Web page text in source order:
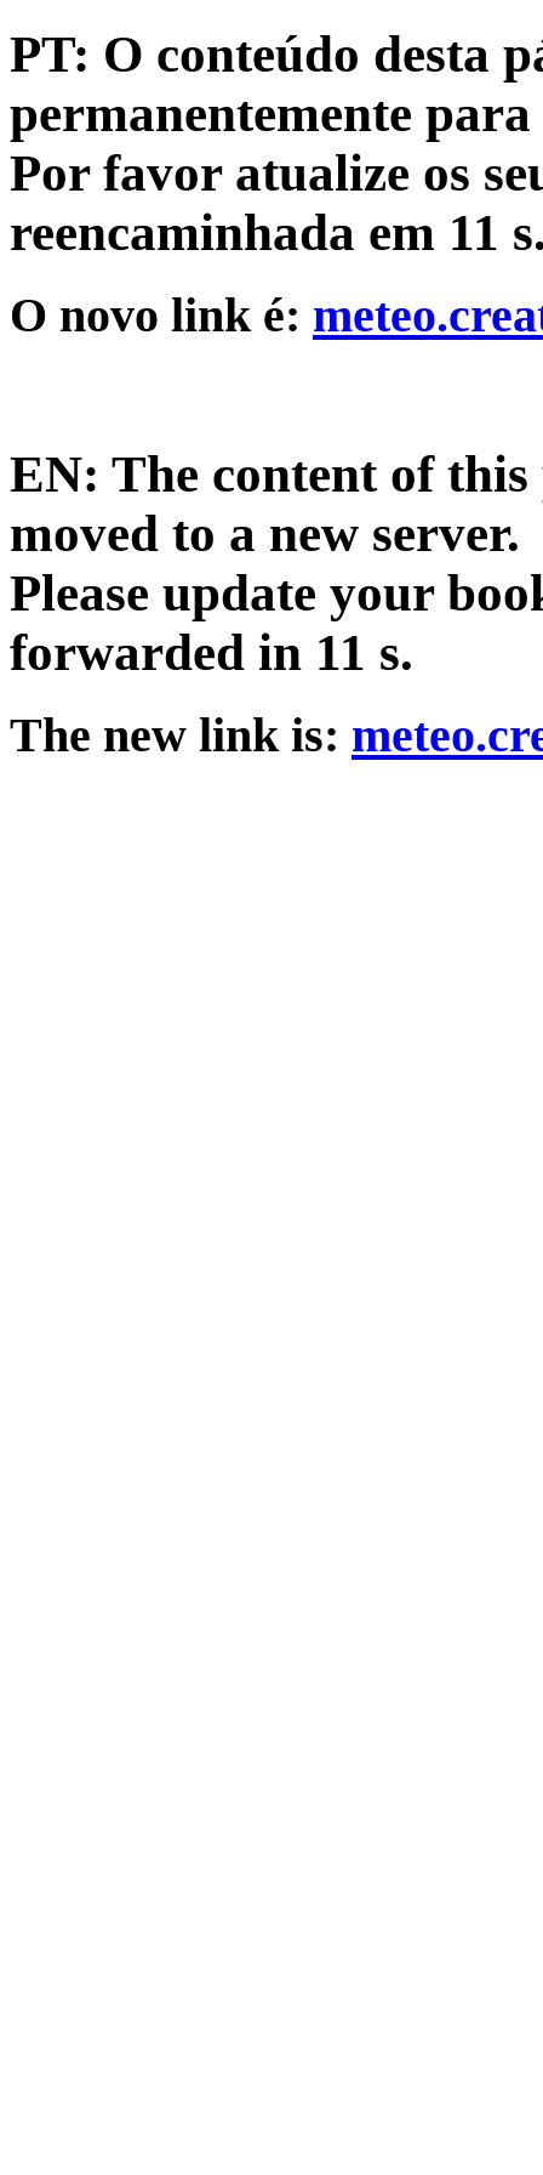
PT: O conteúdo desta
permanentemente
Por favor atualize os
reencaminhada em 11
O novo link é:
EN: The content of this
moved to a new server.
Please update your
forwarded in 11 s.
The new link is: